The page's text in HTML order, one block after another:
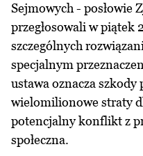
Sejmowych - posłowie
przegłosowali w piątek
szczególnych
specjalnym
ustawa oznacza szkody
wielomilionowe straty
potencjalny konflikt z
społeczna.